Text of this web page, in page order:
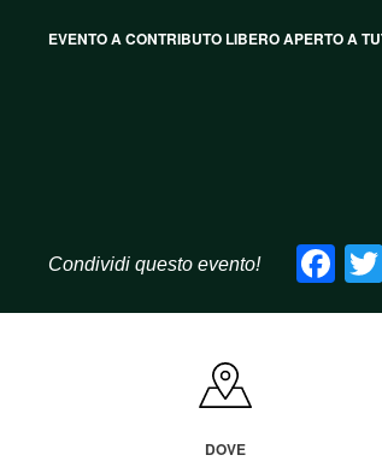
EVENTO A CONTRIBUTO LIBERO APERTO A
Condividi questo evento!
DOVE